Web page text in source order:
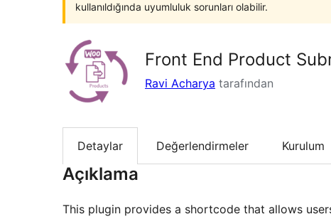
kullanıldığında uyumluluk sorunları olabilir.
Front End Product
Ravi Acharya tarafından
Detaylar Değerlendirmeler Kurulum
Açıklama
This plugin provides a shortcode that allows